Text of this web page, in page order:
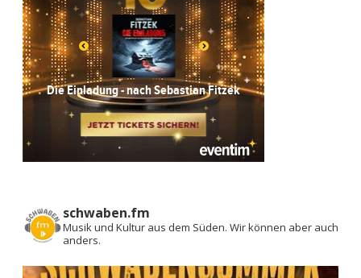
schwaben.fm
Musik und Kultur aus dem Süden. Wir können aber auch
anders.